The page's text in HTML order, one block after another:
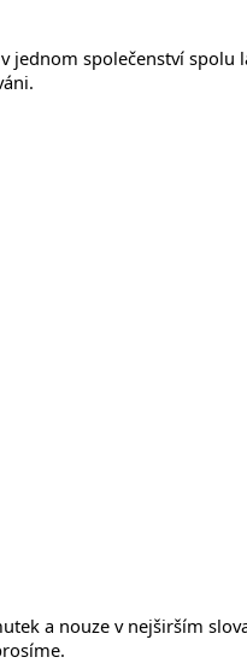
jednom společenství spolu
a nouze v nejširším